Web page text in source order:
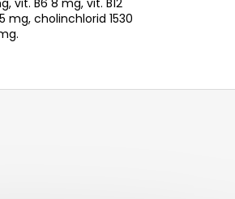
mg, cholinchlorid 1530